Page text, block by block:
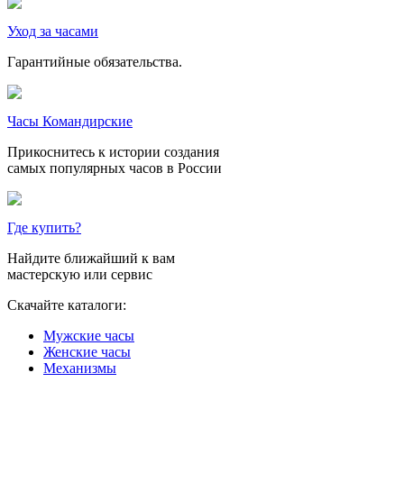
Уход за часами
Гарантийные обязательства.
Часы Командирские
Прикоснитесь к истории создания
самых популярных часов в России
Где купить?
Найдите ближайший к вам
мастерскую или сервис
Скачайте каталоги:
Мужские часы
Женские часы
Механизмы